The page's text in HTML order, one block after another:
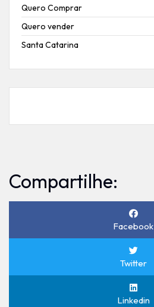
Quero Comprar
Quero vender
Santa Catarina
Compartilhe:
Facebook
Twitter
Linkedin